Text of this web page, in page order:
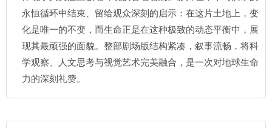
永恒循环中结束、留给观众深刻的启示：在这片土地上，变
化是唯一的不变，而生命正是在这种极致的动态平衡中，展
现其最顽强的面貌。整部剧场版结构紧凑，叙事流畅，将科
学观察、人文思考与视觉艺术完美融合，是一次对地球生命
力的深刻礼赞。